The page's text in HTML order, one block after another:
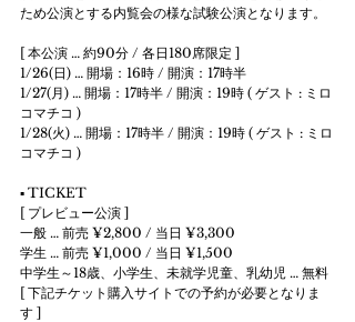
ため公演とする内覧会の様な試験公演となります。
[ 本公演 … 約90分 / 各日180席限定 ]
1/26(日) … 開場：16時 / 開演：17時半
1/27(月) … 開場：17時半 / 開演：19時 ( ゲスト : ミロ
コマチコ )
1/28(火) … 開場：17時半 / 開演：19時 ( ゲスト : ミロ
コマチコ )
▪ TICKET
[ プレビュー公演 ]
一般 … 前売 ¥2,800 / 当日 ¥3,300
学生 … 前売 ¥1,000 / 当日 ¥1,500
中学生～18歳、小学生、未就学児童、乳幼児 … 無料
[ 下記チケット購入サイトでの予約が必要となりま
す ]